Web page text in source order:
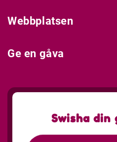
Webbplatsen
Ge en gåva
Swisha din